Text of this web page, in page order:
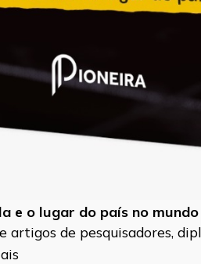
e o lugar do país no mundo
artigos de pesquisadores,